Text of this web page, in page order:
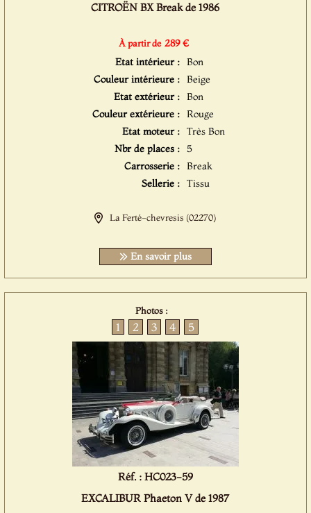
CITROËN BX Break de 1986
À partir de 289 €
Etat intérieur : Bon
Couleur intérieure : Beige
Etat extérieur : Bon
Couleur extérieure : Rouge
Etat moteur : Très Bon
Nbr de places :
5
Carrosserie : Break
Sellerie : Tissu
La Ferté-chevresis (02270)
En savoir plus
Photos :
1 2 3 4 5
Réf. : HC023-59
EXCALIBUR Phaeton V de 1987